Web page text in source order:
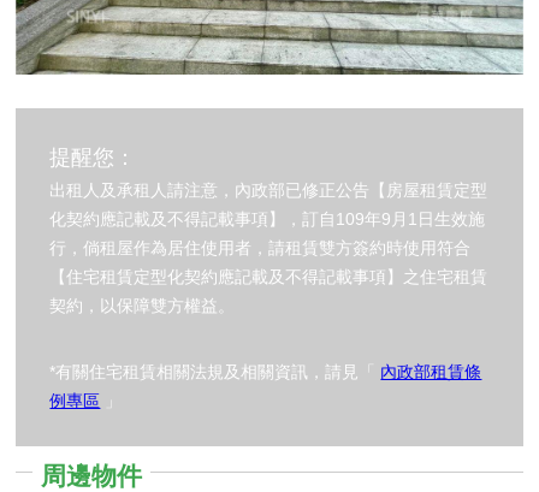
提醒您：
出租人及承租人請注意，內政部已修正公告【房屋租賃定型
化契約應記載及不得記載事項】，訂自109年9月1日生效施
行，倘租屋作為居住使用者，請租賃雙方簽約時使用符合
【住宅租賃定型化契約應記載及不得記載事項】之住宅租賃
契約，以保障雙方權益。
*有關住宅租賃相關法規及相關資訊，請見「 內政部租賃條
例專區 」
周邊物件